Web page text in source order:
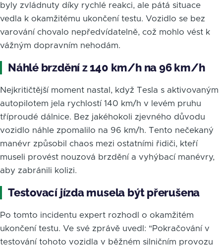
byly zvládnuty díky rychlé reakci, ale pátá situace
vedla k okamžitému ukončení testu. Vozidlo se bez
varování chovalo nepředvídatelně, což mohlo vést k
vážným dopravním nehodám.
Náhlé brzdění z 140 km/h na 96 km/h
Nejkritičtější moment nastal, když Tesla s aktivovaným
autopilotem jela rychlostí 140 km/h v levém pruhu
tříproudé dálnice. Bez jakéhokoli zjevného důvodu
vozidlo náhle zpomalilo na 96 km/h. Tento nečekaný
manévr způsobil chaos mezi ostatními řidiči, kteří
museli provést nouzová brzdění a vyhýbací manévry,
aby zabránili kolizi.
Testovací jízda musela být přerušena
Po tomto incidentu expert rozhodl o okamžitém
ukončení testu. Ve své zprávě uvedl: "Pokračování v
testování tohoto vozidla v běžném silničním provozu